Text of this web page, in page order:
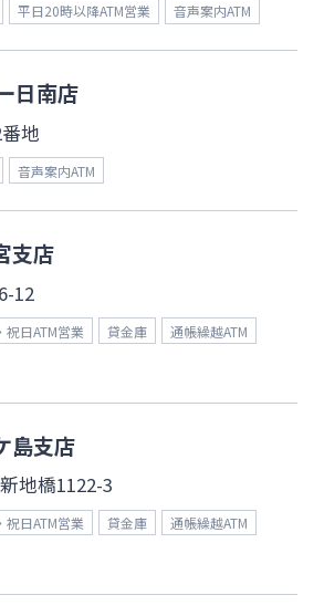
のお客さま
さま
一覧
平日20時以降ATM営業 音声案内ATM
日南店
地
音声案内ATM
支店
12
祝日ATM営業 貸金庫
通帳繰越ATM
島支店
地橋1122-3
祝日ATM営業 貸金庫
通帳繰越ATM